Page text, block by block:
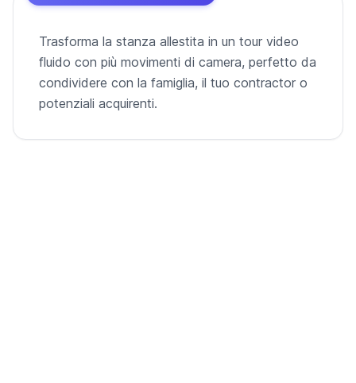
Trasforma la stanza allestita in un tour video
fluido con più movimenti di camera, perfetto da
condividere con la famiglia, il tuo contractor o
potenziali acquirenti.